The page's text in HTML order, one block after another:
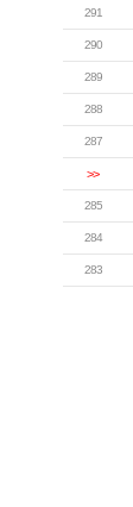
291
290
289
288
287
>>
285
284
283